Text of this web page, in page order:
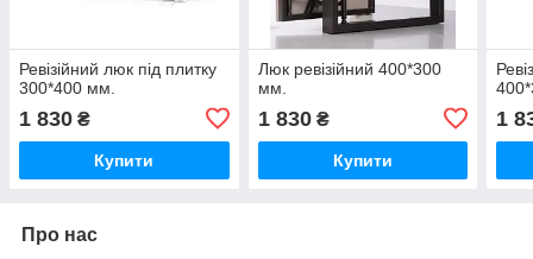
Ревізійний люк під плитку
300*400 мм.
1 830 ₴
Купити
Люк ревізійний 400*300
мм.
1 830₴
Купити
1
Про нас